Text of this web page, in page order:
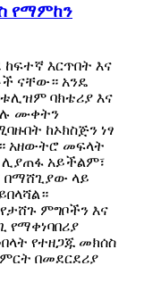
የማምከን
እርጥበት እና
ናቸው። አንዴ
ባክቴሪያ እና
ሙቀትን
ከኦክስጅን ነፃ
አዘውትሮ መፍላት
ሊያጠፋ አይችልም፣
በማሸጊያው ላይ
ምግቦችን እና
የተዘጋጁ መክሰስ
በመደርደሪያ